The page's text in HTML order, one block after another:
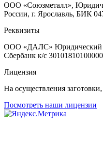
ООО «Союзметалл»,
России, г. Ярославль, БИК
Реквизиты
ООО «ДАЛС» Юридический
Сбербанк к/с
Лицензия
На осуществления
Посмотреть наши лицензии